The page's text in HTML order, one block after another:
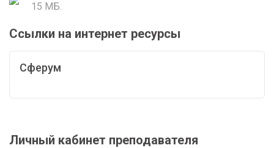
15 МБ.
Ссылки на интернет ресурсы
Сферум
Личный кабинет преподавателя